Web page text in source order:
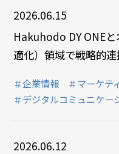
2026.06.15
Hakuhodo DY ONEと
適化）領域で戦略的
＃企業情報
＃マーケテ
＃デジタルコミュニケー
2026.06.12